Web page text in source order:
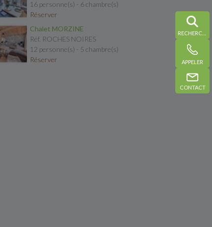
APPELER
CONTACT
16 personne(s) - 6 chambre(s)
Réserver
Chalet MORZINE
Réf. ROCHES NOIRES
12 personne(s) - 5 chambre(s)
Réserver